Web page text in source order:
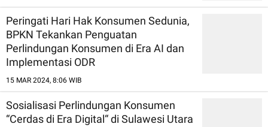
Peringati Hari Hak Konsumen Sedunia,
BPKN Tekankan Penguatan
Perlindungan Konsumen di Era AI dan
Implementasi ODR
15 MAR 2024, 8:06 WIB
Sosialisasi Perlindungan Konsumen
“Cerdas di Era Digital“ di Sulawesi Utara